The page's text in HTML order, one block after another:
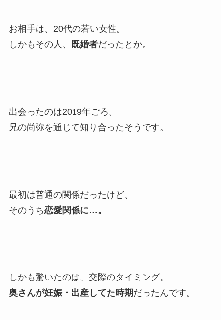
お相手は、20代の若い女性。
しかもその人、
既婚者だったとか。
出会ったのは2019年ごろ。
兄の尚弥を通じて知り合ったそうです。
最初は普通の関係だったけど、
そのうち恋愛関係に…。
しかも驚いたのは、交際のタイミング。
奥さんが妊娠・出産してた時期だったんです。